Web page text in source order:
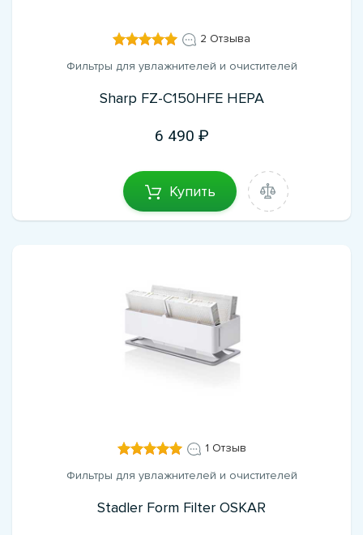
2 Отзыва
Фильтры для увлажнителей и очистителей
Sharp FZ-C150HFE HEPA
6 490
Купить
1 Отзыв
Фильтры для увлажнителей и очистителей
Stadler Form Filter OSKAR